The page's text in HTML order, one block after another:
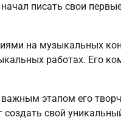
писать свои
на музыкальных
работах. Его
этапом его
свой